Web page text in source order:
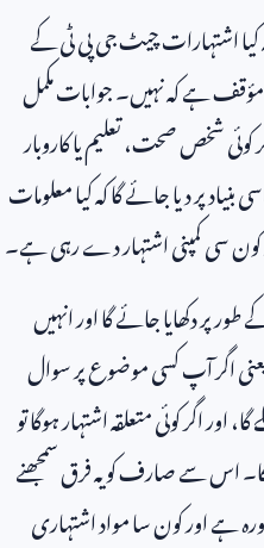
اشتہارات چیٹ جی پی ٹی کے
ہے کہ نہیں۔ جوابات مکمل
کوئی شخص صحت، تعلیم یا کاروبار
پر دیا جائے گا کہ کیا معلومات
کون سی کمپنی اشتہار دے رہی ہے۔
پر دکھایا جائے گا اور انہیں
اگر آپ کسی موضوع پر سوال
اگر کوئی متعلقہ اشتہار ہوگا تو
اس سے صارف کو یہ فرق سمجھنے
ہے اور کون سا مواد اشتہاری